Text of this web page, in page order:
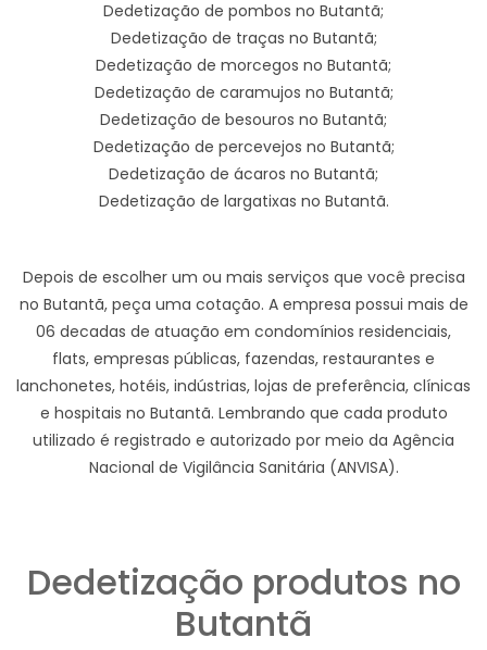
Dedetização de pombos no Butantã;
Dedetização de traças no Butantã;
Dedetização de morcegos no Butantã;
Dedetização de caramujos no Butantã;
Dedetização de besouros no Butantã;
Dedetização de percevejos no Butantã;
Dedetização de ácaros no Butantã;
Dedetização de largatixas no Butantã.
Depois de escolher um ou mais serviços que você precisa
no Butantã, peça uma cotação. A empresa possui mais de
06 decadas de atuação em condomínios residenciais,
flats, empresas públicas, fazendas, restaurantes e
lanchonetes, hotéis, indústrias, lojas de preferência, clínicas
e hospitais no Butantã. Lembrando que cada produto
utilizado é registrado e autorizado por meio da Agência
Nacional de Vigilância Sanitária (ANVISA).
Dedetização produtos no
Butantã